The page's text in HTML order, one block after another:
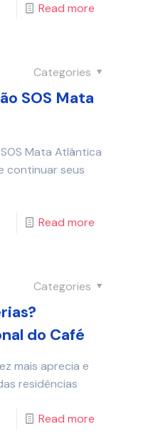
Read more
Categories
SOS Mata
Mata Atlântica
continuar seus
Read more
Categories
do Café
mais aprecia e
residências
Read more